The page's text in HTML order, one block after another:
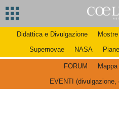
Didattica e Divulgazione
Supernovae
NASA
FORUM
EVENTI